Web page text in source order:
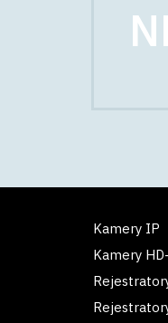
Kamery IP
Kamery